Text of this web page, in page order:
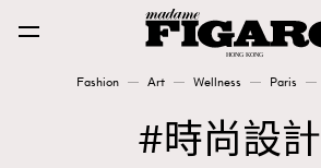
Fashion Art Wellness Paris
Fashion
時尚設計